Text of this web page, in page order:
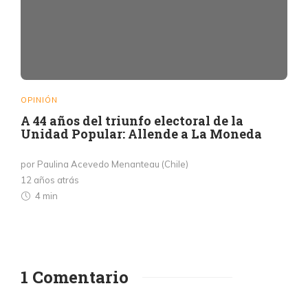
OPINIÓN
A 44 años del triunfo electoral de la
Unidad Popular: Allende a La Moneda
por Paulina Acevedo Menanteau (Chile)
12 años atrás
4 min
1 Comentario